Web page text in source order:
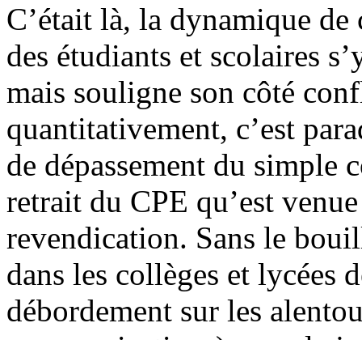
C’était là, la dynamique
des étudiants et scolaires
mais souligne son côté
quantitativement, c’est
de dépassement du
retrait du CPE qu’est
revendication. Sans le
dans les collèges et lycées
débordement sur les